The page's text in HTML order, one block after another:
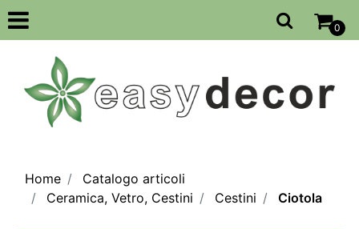
Open
0
Home
Catalogo articoli
Ceramica, Vetro, Cestini
Cestini Ciotola